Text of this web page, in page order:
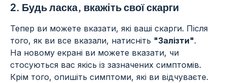
2. Будь ласка, вкажіть свої скарги
Тепер ви можете вказати, які ваші скарги. Після
того, як ви все вказали, натисніть "Залізти".
На новому екрані ви можете вказати, чи
стосуються вас якісь із зазначених симптомів.
Крім того, опишіть симптоми, які ви відчуваєте.